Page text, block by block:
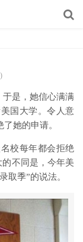
于是，她信心满满
国大学。令人意
她的申请。​
校每年都会拒绝
不同是，今年美
取季”的说法。​